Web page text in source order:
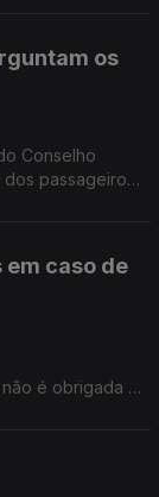
os
Conselho
passageiros
em caso de
é obrigada a